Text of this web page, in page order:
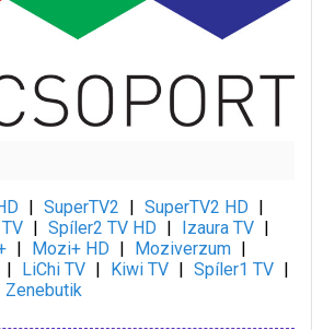
SuperTV2 SuperTV2 HD
Spíler2 TV HD Izaura TV
Mozi+ HD Moziverzum
LiChi TV Kiwi TV Spíler1 TV
Zenebutik